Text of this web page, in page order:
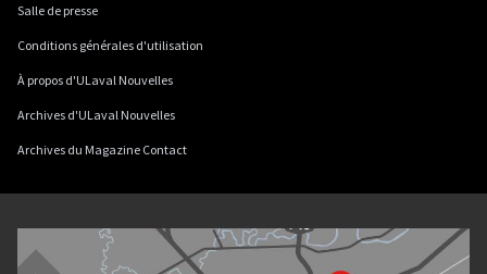
Salle de presse
Conditions générales d'utilisation
À propos d'ULaval Nouvelles
Archives d'ULaval Nouvelles
Archives du Magazine Contact